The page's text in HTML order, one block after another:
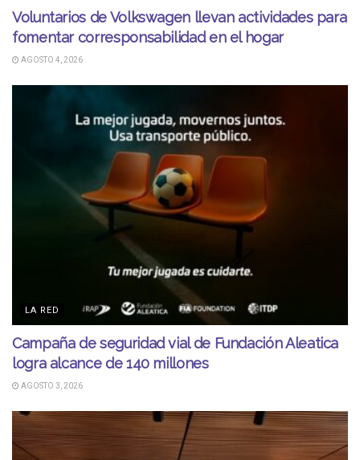
Voluntarios de Volkswagen llevan actividades para
fomentar corresponsabilidad en el hogar
AGOSTO 4, 2026
LA RED
Campaña de seguridad vial de Fundación Aleatica
logra alcance de 140 millones
AGOSTO 3, 2026